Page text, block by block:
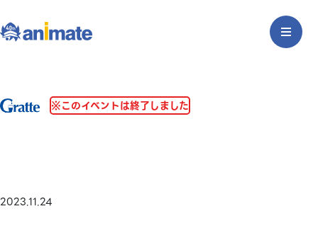
※このイベントは終了しました
2023.11.24